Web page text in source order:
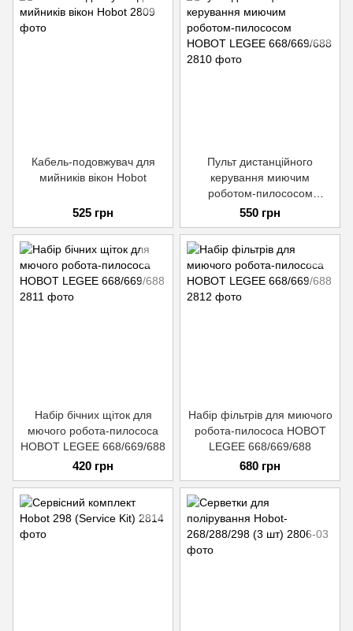
Кабель-подовжувач для
мийників вікон Hobot
525 грн
Пульт дистанційного
керування миючим
роботом-пилососом
HOBOT LEGEE 668/669/688
550 грн
Набір бічних щіток для
мючого робота-пилососа
HOBOT LEGEE 668/669/688
420 грн
Набір фільтрів для миючого
робота-пилососа HOBOT
LEGEE 668/669/688
680 грн